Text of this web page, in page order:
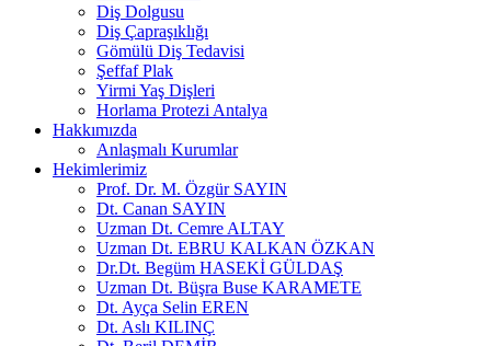
Diş Dolgusu
Diş Çapraşıklığı
Gömülü Diş Tedavisi
Şeffaf Plak
Yirmi Yaş Dişleri
Horlama Protezi Antalya
Hakkımızda
Anlaşmalı Kurumlar
Hekimlerimiz
Prof. Dr. M. Özgür SAYIN
Dt. Canan SAYIN
Uzman Dt. Cemre ALTAY
Uzman Dt. EBRU KALKAN ÖZKAN
Dr.Dt. Begüm HASEKİ GÜLDAŞ
Uzman Dt. Büşra Buse KARAMETE
Dt. Ayça Selin EREN
Dt. Aslı KILINÇ